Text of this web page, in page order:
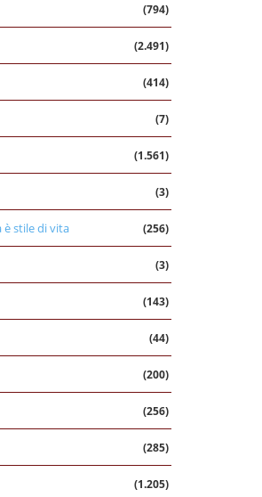
(794)
(2.491)
(414)
(7)
(1.561)
(3)
è stile di vita (256)
(3)
(143)
(44)
(200)
(256)
(285)
(1.205)